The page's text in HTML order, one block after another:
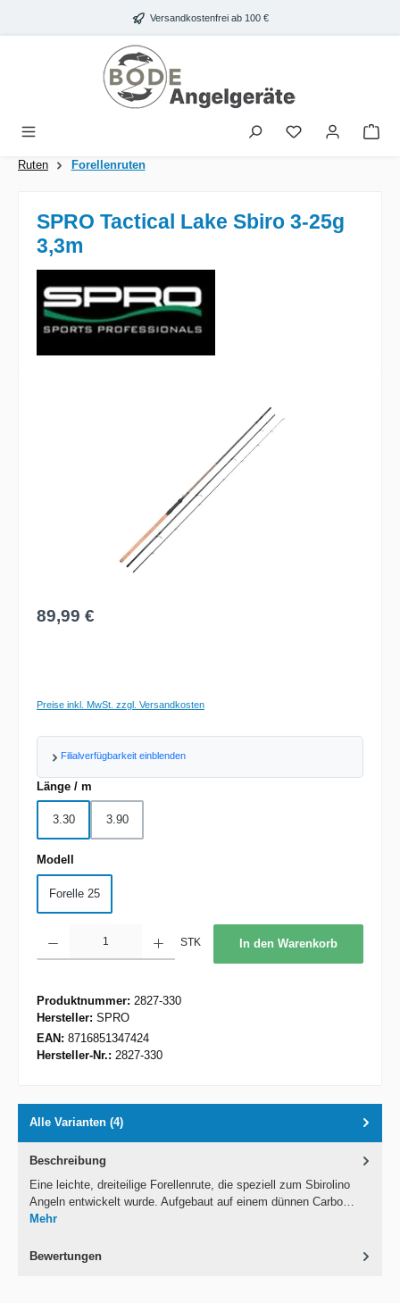
Zum Hauptinhalt springen Versandkostenfrei ab 100 €
Ruten Forellenruten
SPRO Tactical Lake Sbiro 3-25g
3,3m
Regulärer Preis:
89,99 €
Preise inkl. MwSt. zzgl. Versandkosten
Filialverfügbarkeit einblenden
Länge / m
3.30 3.90
Modell
Forelle 25
STK In den Warenkorb
Produktnummer: 2827-330
Hersteller: SPRO
EAN: 8716851347424
Hersteller-Nr.: 2827-330
Alle Varianten (4)
Beschreibung
Eine leichte, dreiteilige Forellenrute, die speziell zum Sbirolino
Angeln entwickelt wurde. Aufgebaut auf einem dünnen Carbo…
Mehr
Bewertungen